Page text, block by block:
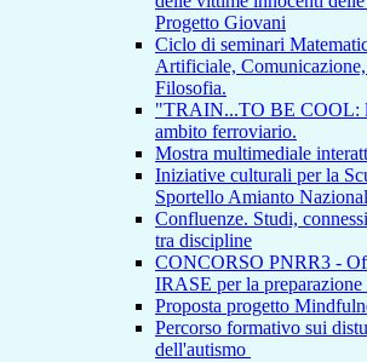
Progetto Giovani
Ciclo di seminari
Artificiale,
Filosofia.
"TRAIN...TO BE COOL:
ambito ferroviario.
Mostra multimediale
Iniziative culturali per la
Sportello Amianto
Confluenze. Studi,
tra discipline
CONCORSO PNRR3 -
IRASE per la
Proposta progetto
Percorso formativo sui
dell'autismo